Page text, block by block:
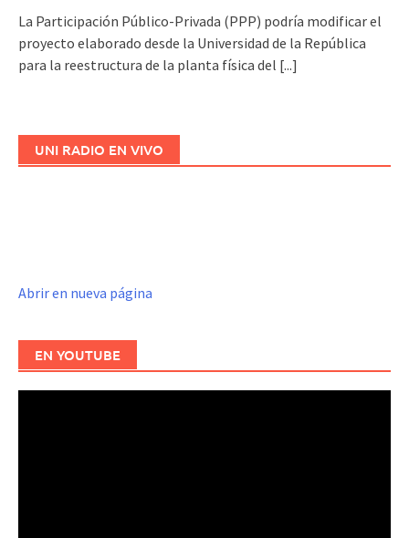
La Participación Público-Privada (PPP) podría modificar el
proyecto elaborado desde la Universidad de la República
para la reestructura de la planta física del [...]
UNI RADIO EN VIVO
Abrir en nueva página
EN YOUTUBE